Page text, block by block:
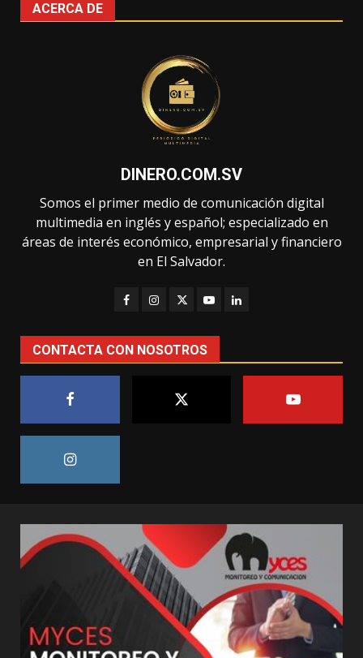
ACERCA DE
DINERO.COM.SV
Somos el primer medio de comunicación digital
multimedia en inglés y español; especializado en
áreas de interés económico, empresarial y financiero
en El Salvador.
CONTACTA CON NOSOTROS